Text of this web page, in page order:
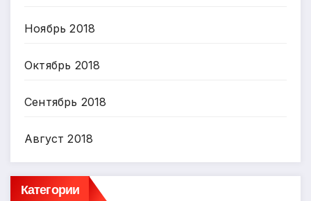
Ноябрь 2018
Октябрь 2018
Сентябрь 2018
Август 2018
Категории